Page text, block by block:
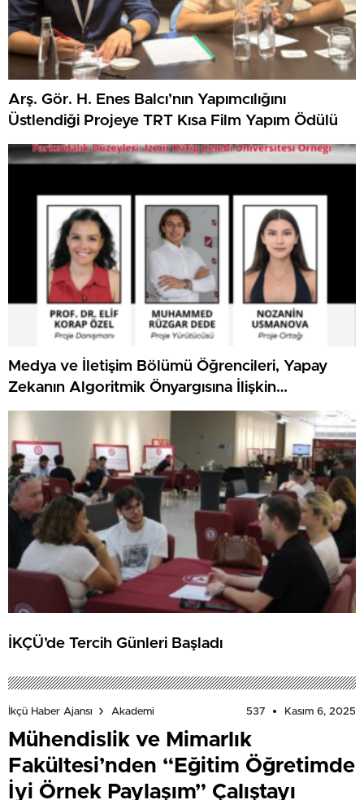
Arş. Gör. H. Enes Balcı’nın Yapımcılığını
Üstlendiği Projeye TRT Kısa Film Yapım Ödülü
Medya ve İletişim Bölümü Öğrencileri, Yapay
Zekanın Algoritmik Önyargısına İlişkin
Farkındalık Düzeylerini Araştıracak
İKÇÜ’de Tercih Günleri Başladı
İkçü Haber Ajansı Akademi 537 Kasım 6, 2025
Mühendislik ve Mimarlık
Fakültesi’nden “Eğitim Öğretimde
İyi Örnek Paylaşım” Çalıştayı